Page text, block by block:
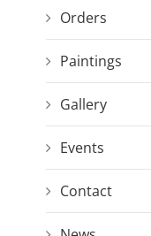
Orders
Paintings
Gallery
Events
Contact